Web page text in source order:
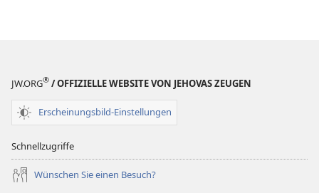
JW.ORG® / OFFIZIELLE WEBSITE VON JEHOVAS ZEUGEN
Erscheinungsbild-Einstellungen
Schnellzugriffe
Wünschen Sie einen Besuch?